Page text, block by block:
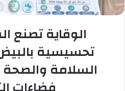
الوقاية تصنع
تحسيسية
السلامة